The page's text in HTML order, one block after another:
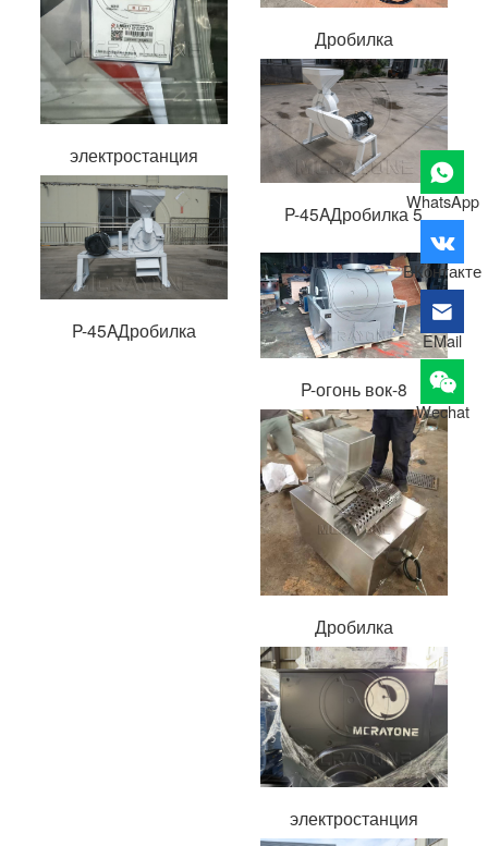
электростанция
P-45AДробилка
Дробилка
P-45AДробилка 5
P-огонь вок-8
Дробилка
электростанция
WhatsApp
ВКонтакте
EMail
Wechat